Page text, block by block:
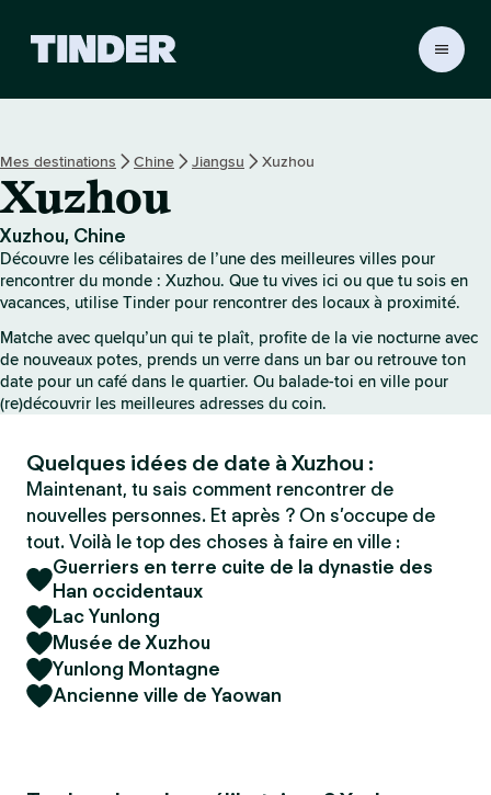
i
n
d
e
Mes destinations Chine Jiangsu Xuzhou
Xuzhou
Xuzhou, Chine
Découvre les célibataires de l’une des meilleures villes pour
rencontrer du monde : Xuzhou. Que tu vives ici ou que tu sois en
vacances, utilise Tinder pour rencontrer des locaux à proximité.
Matche avec quelqu’un qui te plaît, profite de la vie nocturne avec
de nouveaux potes, prends un verre dans un bar ou retrouve ton
date pour un café dans le quartier. Ou balade-toi en ville pour
(re)découvrir les meilleures adresses du coin.
Quelques idées de date à Xuzhou :
Maintenant, tu sais comment rencontrer de
nouvelles personnes. Et après ? On s’occupe de
tout. Voilà le top des choses à faire en ville :
Guerriers en terre cuite de la dynastie des
Han occidentaux
Lac Yunlong
Musée de Xuzhou
Yunlong Montagne
Ancienne ville de Yaowan